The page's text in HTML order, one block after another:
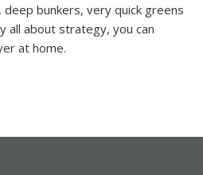
bunkers, very quick greens
all about strategy, you can
at home.